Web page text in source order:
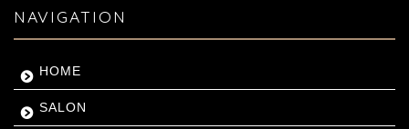
NAVIGATION
HOME
SALON